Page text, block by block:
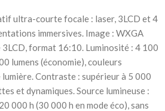
ultra-courte focale : laser, 3LCD et 4
immersives. Image : WXGA
format 16:10. Luminosité : 4 100
lumens (économie), couleurs
Contraste : supérieur à 5 000
et dynamiques. Source lumineuse :
000 h (30 000 h en mode éco), sans